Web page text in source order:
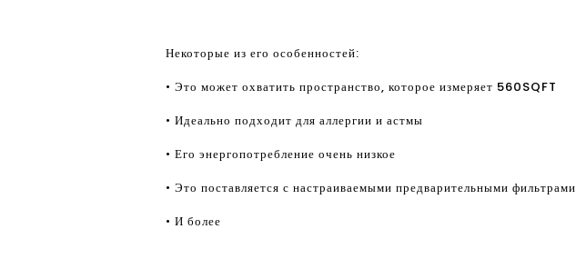
Некоторые из его особенностей:
• Это может охватить пространство, которое измеряет 560SQFT
• Идеально подходит для аллергии и астмы
• Его энергопотребление очень низкое
• Это поставляется с настраиваемыми предварительными фильтрами
• И более